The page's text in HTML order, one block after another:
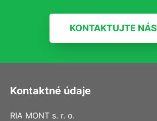
KONTAKTUJTE NÁS
Kontaktné údaje
RIA MONT s. r. o.